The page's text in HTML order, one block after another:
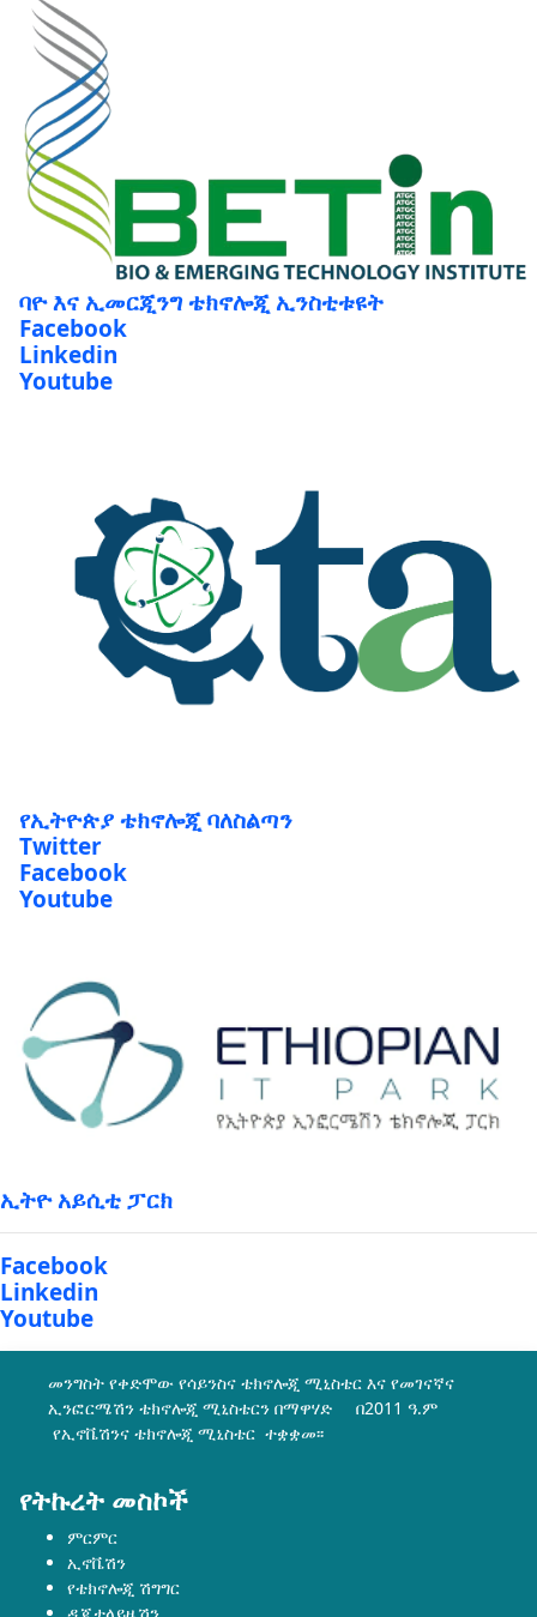
ባዮ እና ኢመርጂንግ ቴክኖሎጂ ኢንስቲቱዩት
Facebook
Linkedin
Youtube
የኢትዮጵያ ቴክኖሎጂ ባለስልጣን
Twitter
Facebook
Youtube
ኢትዮ አይሲቲ ፓርክ
Facebook
Linkedin
Youtube
መንግስት የቀድሞው የሳይንስና ቴክኖሎጂ ሚኒስቴር እና የመገናኛና
ኢንፎርሜሽን ቴክኖሎጂ ሚኒስቴርን በማዋሃድ በ2011 ዓ.ም
የኢኖቬሽንና ቴክኖሎጂ ሚኒስቴር ተቋቋመ፡፡
የትኩረት መስኮች
ምርምር
ኢኖቬሽን
የቴክኖሎጂ ሽግግር